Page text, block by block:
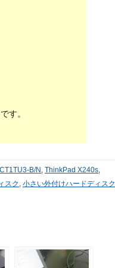
す。
B/N , ThinkPad X240s,
スク , 小さい外付けハードディスク